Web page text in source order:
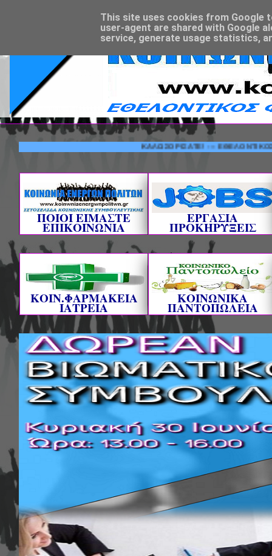
ΚΑΛΩΣΟΡΙΣΑΤΕ! --- ΕΘΕΛΟΝΤΙΚΟΣ
ΠΟΙΟΙ ΕΙΜΑΣΤΕ
ΕΠΙΚΟΙΝΩΝΙΑ
ΕΡΓΑΣΙΑ
ΠΡΟΚΗΡΥΞΕΙΣ
ΚΟΙΝ.ΦΑΡΜΑΚΕΙΑ
ΙΑΤΡΕΙΑ
ΚΟΙΝΩΝΙΚΑ
ΠΑΝΤΟΠΩΛΕΙΑ
This site uses cookies from Google
user-agent are shared with Google
service, generate usage statistics,